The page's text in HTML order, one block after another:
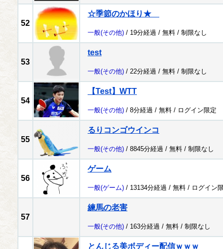
52
☆季節のかほり★
一般(その他) / 19分経過 / 無料 / 制限なし
53
test
一般(その他) / 22分経過 / 無料 / 制限なし
54
【Test】WTT
一般(その他) / 8分経過 / 無料 / ログイン限定
55
るりコンゴウインコ
一般(その他) / 8845分経過 / 無料 / 制限なし
56
ゲーム
一般(ゲーム) / 13134分経過 / 無料 / ログイン
57
練馬の老害
一般(その他) / 163分経過 / 無料 / 制限なし
とんじる美ボディー配信ｗｗｗ